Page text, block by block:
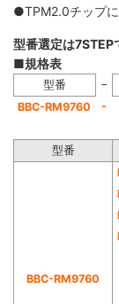
●TPM2.0チップ
型番選定は7STEP
■規格表
型番 −
BBC-RM9760
-
型番
BBC-RM9760